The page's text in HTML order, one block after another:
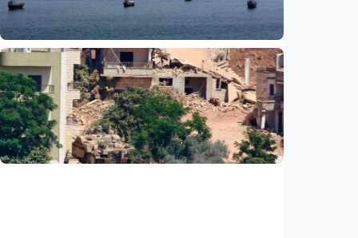
07 Aug 2026
Internasional
Media Saudi: Iran dan Oman capai
kesepahaman awal untuk buka kembali Selat
Hormuz
Indonesia•07 Aug 2026